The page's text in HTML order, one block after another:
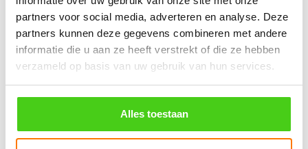
partners voor social media, adverteren en analyse. Deze
partners kunnen deze gegevens combineren met andere
informatie die u aan ze heeft verstrekt of die ze hebben
verzameld op basis van uw gebruik van hun services.
Alles toestaan
Bestel nu Bestel nu
Winkelwagen